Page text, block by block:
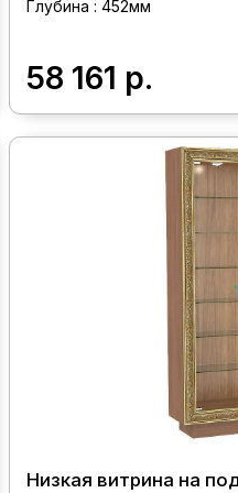
Глубина : 452мм
58 161 р.
Низкая витрина на